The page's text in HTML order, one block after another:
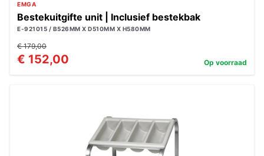
EMGA
Bestekuitgifte unit | Inclusief bestekbak
E-921015 / B526MM X D510MM X H580MM
€ 179,00
€ 152,00 Op voorraad